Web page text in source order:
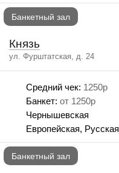
Банкетный зал
Князь
ул. Фурштатская, д. 24
Средний чек: 1250р
Банкет: от 1250р
Чернышевская
Европейская, Русская
Банкетный зал